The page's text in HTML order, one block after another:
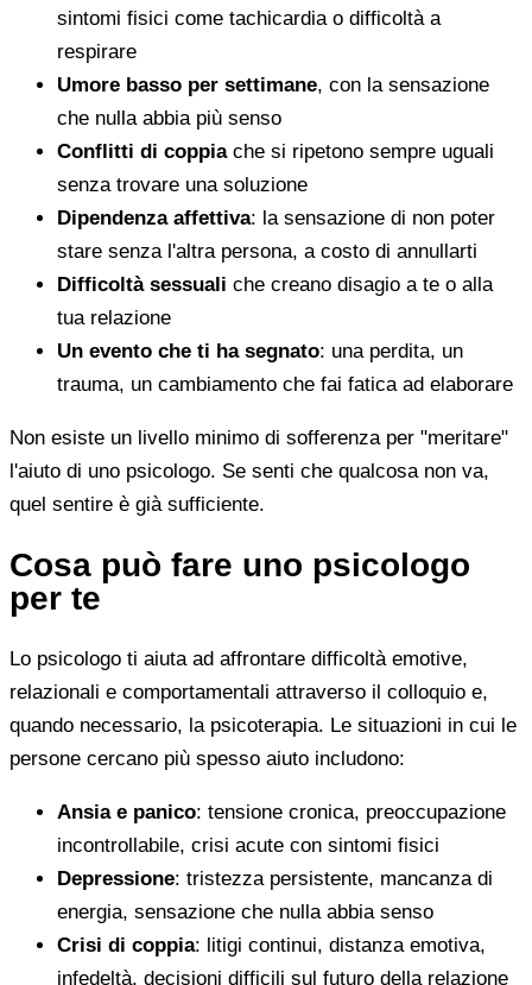
sintomi fisici come tachicardia o difficoltà a
respirare
Umore basso per settimane, con la sensazione
che nulla abbia più senso
Conflitti di coppiache si ripetono sempre uguali
senza trovare una soluzione
Dipendenza affettiva: la sensazione di non poter
stare senza l'altra persona, a costo di annullarti
Difficoltà sessuali che creano disagio a te o alla
tua relazione
Un evento che ti ha segnato: una perdita, un
trauma, un cambiamento che fai fatica ad elaborare
Non esiste un livello minimo di sofferenza per "meritare"
l'aiuto di uno psicologo. Se senti che qualcosa non va,
quel sentire è già sufficiente.
Cosa può fare uno psicologo
per te
Lo psicologo ti aiuta ad affrontare difficoltà emotive,
relazionali e comportamentali attraverso il colloquio e,
quando necessario, la psicoterapia. Le situazioni in cui le
persone cercano più spesso aiuto includono:
Ansia e panico: tensione cronica, preoccupazione
incontrollabile, crisi acute con sintomi fisici
Depressione: tristezza persistente, mancanza di
energia, sensazione che nulla abbia senso
Crisi di coppia: litigi continui, distanza emotiva,
infedeltà, decisioni difficili sul futuro della relazione